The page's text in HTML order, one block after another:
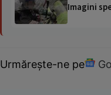
Imagini
Urmărește-ne pe